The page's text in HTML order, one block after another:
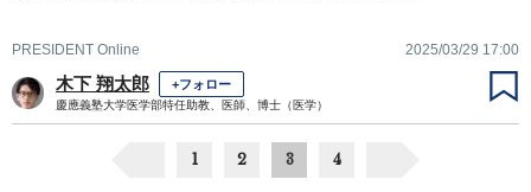
PRESIDENT Online 2025/03/29 17:00
木下 翔太郎 +フォロー
慶應義塾大学医学部特任助教、医師、博士（医学）
1 2 3 4